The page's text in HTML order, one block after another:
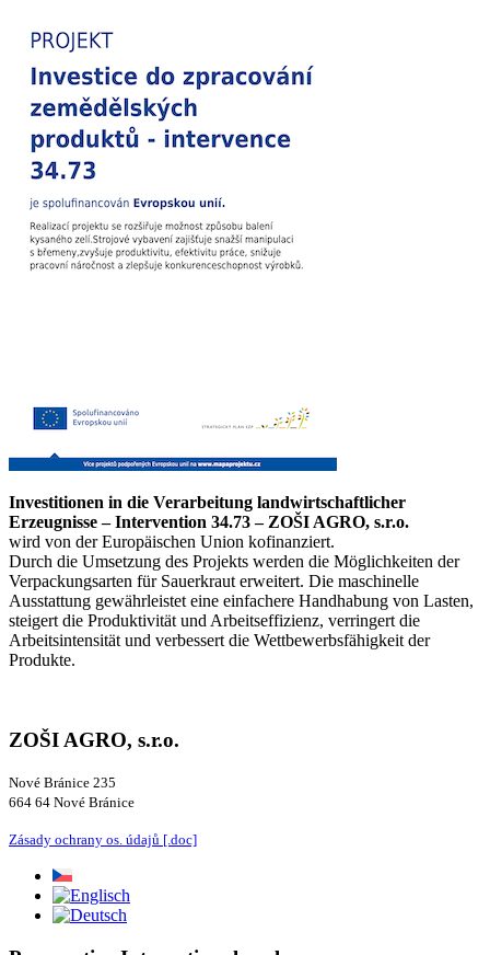
Investitionen in die Verarbeitung landwirtschaftlicher
Erzeugnisse – Intervention 34.73 – ZOŠI AGRO, s.r.o.
wird von der Europäischen Union kofinanziert.
Durch die Umsetzung des Projekts werden die Möglichkeiten der
Verpackungsarten für Sauerkraut erweitert. Die maschinelle
Ausstattung gewährleistet eine einfachere Handhabung von Lasten,
steigert die Produktivität und Arbeitseffizienz, verringert die
Arbeitsintensität und verbessert die Wettbewerbsfähigkeit der
Produkte.
ZOŠI AGRO, s.r.o.
Nové Bránice 235
664 64 Nové Bránice
Zásady ochrany os. údajů [.doc]